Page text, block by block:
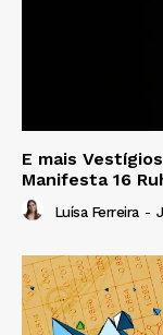
E mais
Manifesta 16
Luísa Ferreira -